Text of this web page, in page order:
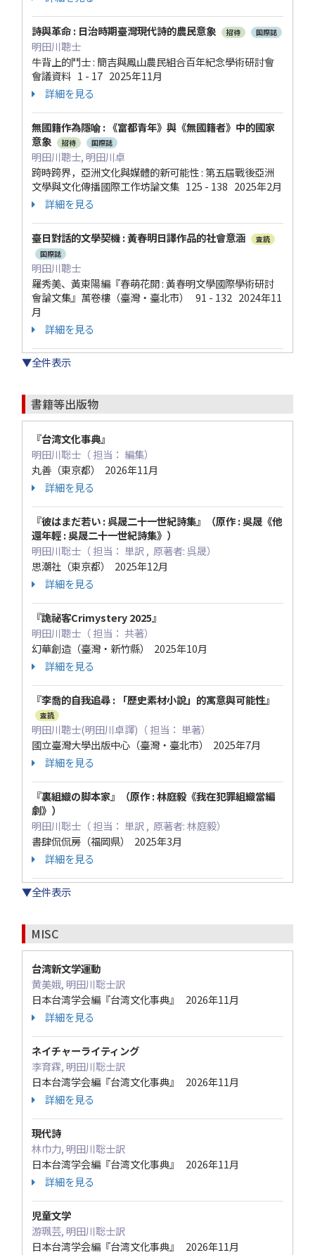
詩與革命 : 日治時期臺灣現代詩的農民意象 招待 国際誌
明田川聰士
牛背上的鬥士 : 簡吉與鳳山農民組合百年紀念學術研討會
會議資料 1 - 17 2025年11月
詳細を見る
無國籍作為隱喻 : 《富都青年》與《無國籍者》中的國家
意象
招待 国際誌
明田川聰士, 明田川卓
跨時跨界，亞洲文化與媒體的新可能性 : 第五屆戰後亞洲
文學與文化傳播國際工作坊論文集 125 - 138 2025年2月
詳細を見る
臺日對話的文學契機 : 黃春明日譯作品的社會意涵
査読
国際誌
明田川聰士
羅秀美、黃東陽編『春萌花開 : 黃春明文學國際學術研討
會論文集』萬卷樓（臺灣・臺北市） 91 - 132 2024年11
月
詳細を見る
▼全件表示
書籍等出版物
『台湾文化事典』
明田川聡士（ 担当： 編集）
丸善（東京都） 2026年11月
詳細を見る
『彼はまだ若い : 呉晟二十一世紀詩集』（原作 : 吳晟《他
還年輕 : 吳晟二十一世紀詩集》）
明田川聡士（ 担当： 単訳 , 原著者: 呉晟）
思潮社（東京都） 2025年12月
詳細を見る
『詭祕客Crimystery 2025』
明田川聰士（ 担当： 共著）
幻華創造（臺灣・新竹縣） 2025年10月
詳細を見る
『李喬的自我追尋 : 「歷史素材小說」的寓意與可能性』
査読
明田川聰士(明田川卓譯)（ 担当： 単著）
國立臺灣大學出版中心（臺灣・臺北市） 2025年7月
詳細を見る
『裏組織の脚本家』（原作 : 林庭毅《我在犯罪組織當編
劇》）
明田川聡士（ 担当： 単訳 , 原著者: 林庭毅）
書肆侃侃房（福岡県） 2025年3月
詳細を見る
▼全件表示
MISC
台湾新文学運動
黄美娥, 明田川聡士訳
日本台湾学会編『台湾文化事典』 2026年11月
詳細を見る
ネイチャーライティング
李育霖, 明田川聡士訳
日本台湾学会編『台湾文化事典』 2026年11月
詳細を見る
現代詩
林巾力, 明田川聡士訳
日本台湾学会編『台湾文化事典』 2026年11月
詳細を見る
児童文学
游珮芸, 明田川聡士訳
日本台湾学会編『台湾文化事典』 2026年11月